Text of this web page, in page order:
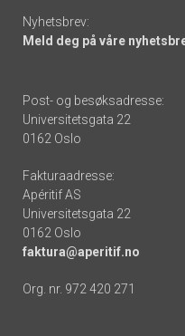
Nyhetsbrev:
Meld deg på våre
Post- og besøksadresse:
Universitetsgata 22
0162 Oslo
Fakturaadresse:
Apéritif AS
Universitetsgata 22
0162 Oslo
faktura@aperitif.no
Org. nr. 972 420 271